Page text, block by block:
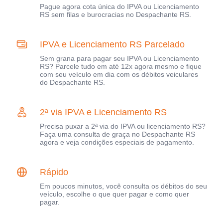
Pague agora cota única do IPVA ou Licenciamento
RS sem filas e burocracias no Despachante RS.
IPVA e Licenciamento RS Parcelado
Sem grana para pagar seu IPVA ou Licenciamento
RS? Parcele tudo em até 12x agora mesmo e fique
com seu veículo em dia com os débitos veiculares
do Despachante RS.
2ª via IPVA e Licenciamento RS
Precisa puxar a 2ª via do IPVA ou licenciamento RS?
Faça uma consulta de graça no Despachante RS
agora e veja condições especiais de pagamento.
Rápido
Em poucos minutos, você consulta os débitos do seu
veículo, escolhe o que quer pagar e como quer
pagar.